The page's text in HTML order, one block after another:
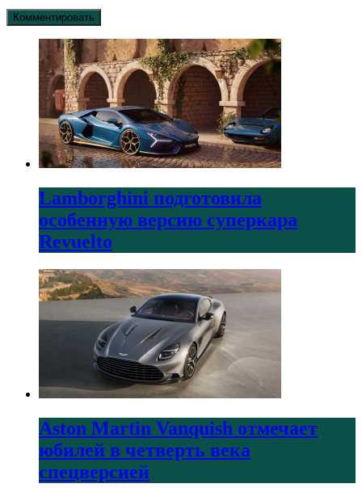
Lamborghini подготовила
особенную версию суперкара
Revuelto
Aston Martin Vanquish отмечает
юбилей в четверть века
спецверсией